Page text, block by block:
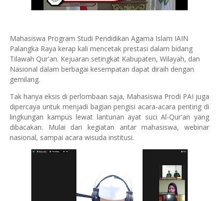
Mahasiswa Program Studi Pendidikan Agama Islam IAIN
Palangka Raya kerap kali mencetak prestasi dalam bidang
Tilawah Qur'an. Kejuaran setingkat Kabupaten, Wilayah, dan
Nasional dalam berbagai kesempatan dapat diraih dengan
gemilang.
Tak hanya eksis di perlombaan saja, Mahasiswa Prodi PAI juga
dipercaya untuk menjadi bagian pengisi acara-acara penting di
lingkungan kampus lewat lantunan ayat suci Al-Qur'an yang
dibacakan. Mulai dari kegiatan antar mahasiswa, webinar
nasional, sampai acara wisuda institusi.